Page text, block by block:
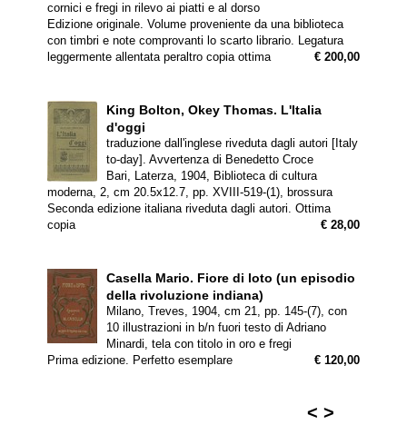
cornici e fregi in rilevo ai piatti e al dorso
Edizione originale. Volume proveniente da una biblioteca
con timbri e note comprovanti lo scarto librario. Legatura
leggermente allentata peraltro copia ottima
€ 200,00
King Bolton, Okey Thomas. L'Italia
d'oggi
traduzione dall'inglese riveduta dagli autori [Italy
to-day]. Avvertenza di Benedetto Croce
Bari, Laterza, 1904, Biblioteca di cultura
moderna, 2, cm 20.5x12.7, pp. XVIII-519-(1), brossura
Seconda edizione italiana riveduta dagli autori. Ottima
copia
€ 28,00
Casella Mario. Fiore di loto (un episodio
della rivoluzione indiana)
Milano, Treves, 1904, cm 21, pp. 145-(7), con
10 illustrazioni in b/n fuori testo di Adriano
Minardi, tela con titolo in oro e fregi
Prima edizione. Perfetto esemplare
€ 120,00
< >